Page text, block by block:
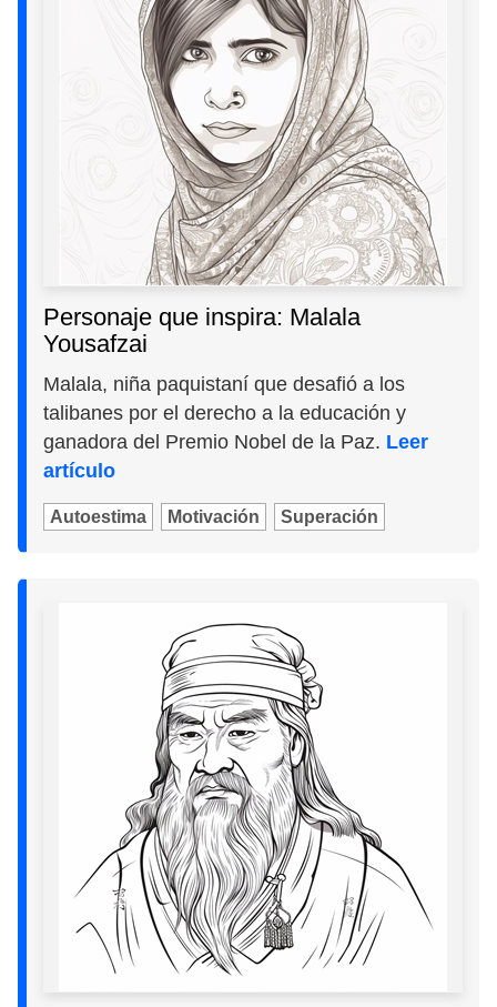
Personaje que inspira: Malala
Yousafzai
Malala, niña paquistaní que desafió a los
talibanes por el derecho a la educación y
ganadora del Premio Nobel de la Paz. Leer
artículo
Autoestima Motivación Superación